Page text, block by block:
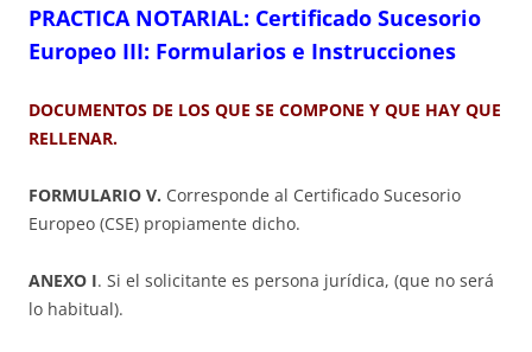
PRACTICA NOTARIAL: Certificado Sucesorio
Europeo III: Formularios e Instrucciones
DOCUMENTOS DE LOS QUE SE COMPONE Y QUE HAY QUE
RELLENAR.
FORMULARIO V. Corresponde al Certificado Sucesorio
Europeo (CSE) propiamente dicho.
ANEXO I. Si el solicitante es persona jurídica, (que no será
lo habitual).